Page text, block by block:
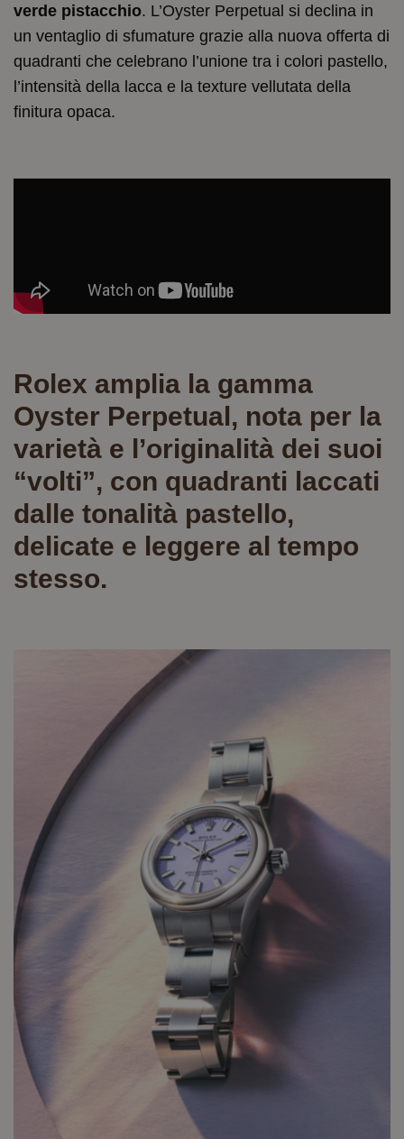
verde pistacchio. L’Oyster Perpetual si declina in
un ventaglio di sfumature grazie alla nuova offerta di
quadranti che celebrano l’unione tra i colori pastello,
l’intensità della lacca e la texture vellutata della
finitura opaca.
Rolex amplia la gamma
Oyster Perpetual, nota per la
varietà e l’originalità dei suoi
“volti”, con quadranti laccati
dalle tonalità pastello,
delicate e leggere al tempo
stesso.